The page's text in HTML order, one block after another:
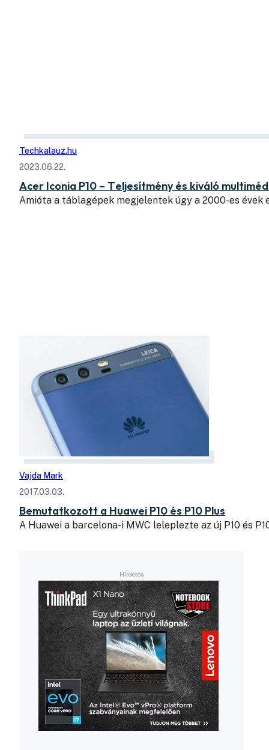
Techkalauz.hu
2023.06.22.
Acer Iconia P10 – Teljesítmény és kiváló
Amióta a táblagépek megjelentek úgy a 2000-es évek
Vajda Mark
2017.03.03.
Bemutatkozott a Huawei P10 és P10 Plus
A Huawei a barcelona-i MWC leleplezte az új P10 és